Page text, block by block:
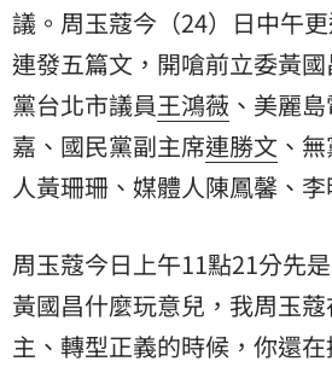
議。周玉蔻今（24）日中午
連發五篇文，開嗆前立委黃
黨台北市議員王鴻薇 、美麗
嘉、國民黨副主席連勝文 、
人黃珊珊、媒體人陳鳳馨、李
周玉蔻今日上午11點21分先
黃國昌什麼玩意兒，我周玉
主、轉型正義的時候，你還